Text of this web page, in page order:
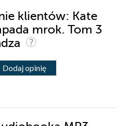
klientów: Kate
mrok. Tom 3
Dodaj opinię